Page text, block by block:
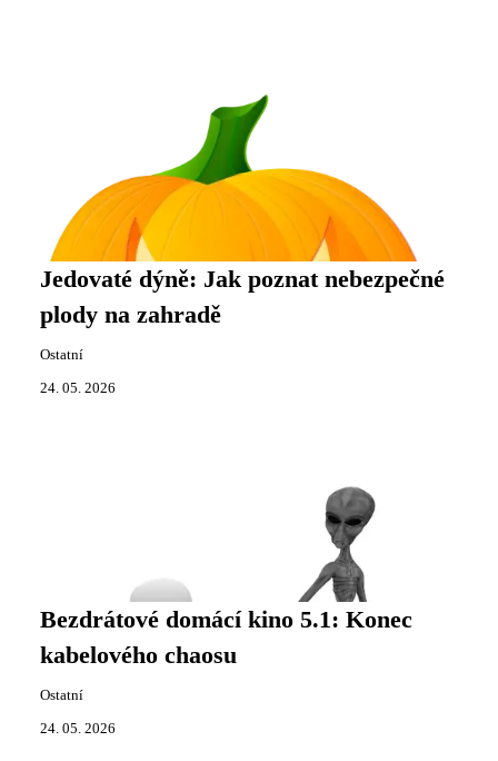
Jedovaté dýně: Jak poznat nebezpečné
plody na zahradě
Ostatní
24. 05. 2026
Bezdrátové domácí kino 5.1: Konec
kabelového chaosu
Ostatní
24. 05. 2026